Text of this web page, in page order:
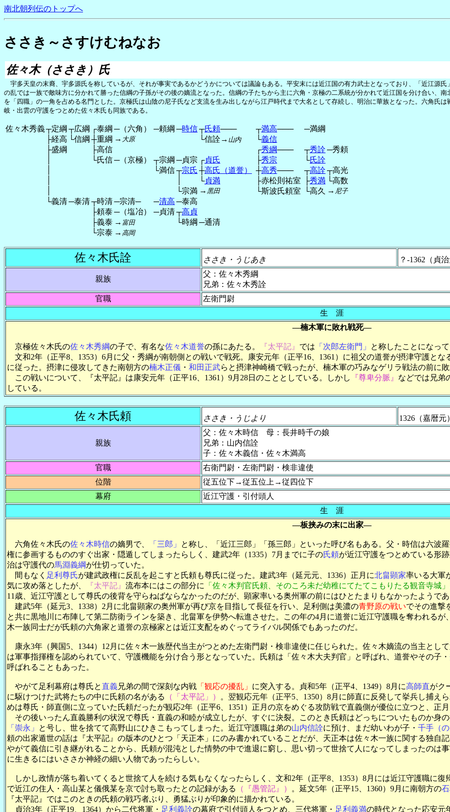
南北朝列伝のトップへ
ささき～さすけむねなお
佐々木（ささき）氏
宇多天皇の末裔、宇多源氏を称しているが、それが事実であるかどうかについては議論もある。平安末には近江国の有力武士となっており、「近江源
の乱では一族で敵味方に分かれて勝った信綱の子孫がその後の嫡流となった。信綱の子たちから主に六角・京極の二系統が分かれて近江国を分け合い、
を「四職」の一角を占める名門とした。京極氏は山陰の尼子氏など支流を生み出しながら江戸時代まで大名として存続し、明治に華族となった。六角氏
岐・出雲の守護をつとめた佐々木氏も同族である。
佐々木秀義┬定綱 ┬広綱 ┌泰綱 ─（六角） ─頼綱 ─時信┬氏頼─── ┬満高───
─満綱
├経高 └信綱 ┼重綱 → 大原 └信詮→ 山内 └義信
├盛綱
├高信 ┌秀綱─── ┬秀詮─秀頼
└氏信─（京極） ┬宗綱 ─貞宗 ┌貞氏 ├秀宗 └氏詮
└満信┬宗氏 ┼高氏（道誉） ┼高秀─── ┬高詮┬高光
└貞満 ├赤松則祐室 ├秀満 └高数
└宗満 → 黒田 └斯波氏頼室 └高久 → 尼子
└義清─泰清┬時清─宗清─ ─清高 ─泰高
├頼泰─（塩冶） ─貞清┬高貞
├義泰 → 富田 └時綱 ─通清
└宗泰 → 高岡
佐々木氏詮 ささき・うじあき ？-1362（貞
親族
父：佐々木秀綱
兄弟：佐々木秀詮
官職
左衛門尉
生 涯
―楠木軍に敗れ戦死―
京極佐々木氏の佐々木秀綱の子で、有名な佐々木道誉の孫にあたる。 『太平記』 では 「次郎左衛門」
と称したことになっ
文和2年（正平8、1353）6月に父・秀綱が南朝側との戦いで戦死。康安元年（正平16、1361）に祖父の道誉が摂津守護とな
に従った。摂津に侵攻してきた南朝方の楠木正儀 ・ 和田正武らと摂津神崎橋で戦ったが、楠木軍の巧みなゲリラ戦法の前に
この戦いについて、『太平記』は康安元年（正平16、1361）9月28日のこととしている。しかし
『尊卑分脈』 などでは兄弟
している。
佐々木氏頼 ささき・うじより 1326（嘉暦元
親族
父：佐々木時信 母：長井時千の娘
兄弟：山内信詮
子：佐々木義信・佐々木満高
官職
右衛門尉・左衛門尉・検非違使
位階
従五位下→従五位上→従四位下
幕府
近江守護・引付頭人
生 涯
―板挟みの末に出家―
六角佐々木氏の佐々木時信の嫡男で、 「三郎」
と称し、「近江三郎」「孫三郎」といった呼び名もある。父・時信は六波
権に参画するもののすぐ出家・隠遁してしまったらしく、建武2年（1335）7月までに子の氏頼が近江守護をつとめている形
治は守護代の馬淵義綱が仕切っていた。
間もなく 足利尊氏が建武政権に反乱を起こすと氏頼も尊氏に従った。建武3年（延元元、1336）正月に北畠顕家率いる大軍
気に攻め落としたが、
『太平記』 流布本にはこの部分に 「佐々木判官氏頼、そのころ未だ幼稚にてたてこもりたる観音寺城」
11歳、近江守護として尊氏の後背を守らねばならなかったのだが、顕家率いる奥州軍の前にはひとたまりもなかったようであ
建武5年（延元3、1338）2月に北畠顕家の奥州軍が再び京を目指して長征を行い、足利側は美濃の青野原の戦いでその進撃
と共に黒地川に布陣して第二防衛ラインを築き、北畠軍を伊勢へ転進させた。この年の4月に道誉に近江守護職を奪われる
木一族同士だが氏頼の六角家と道誉の京極家とは近江支配をめぐってライバル関係でもあったのだ。
康永3年（興国5、1344）12月に佐々木一族歴代当主がつとめた左衛門尉・検非違使に任じられた。佐々木嫡流の当主とし
は軍事指揮権を認められていて、守護機能を分け合う形となっていた。氏頼は「佐々木大夫判官」と呼ばれ、道誉やその子・
呼ばれることもあった。
やがて足利幕府は尊氏と直義兄弟の間で深刻な内戦 「観応の擾乱」 に突入する。貞和5年（正平4、1349）8月に高師直がク
に駆けつけた武将たちの中に氏頼の名がある
（「太平記」） 。翌観応元年（正平5、1350）8月に師直に反発して挙兵し捕え
めは尊氏・師直側に立っていた氏頼だったが観応2年（正平6、1351）正月の京をめぐる攻防戦で直義側が優位に立つと、正
その後いったん直義勝利の状況で尊氏・直義の和睦が成立したが、すぐに決裂。このとき氏頼はどっちについたものか身
「崇永」
と号し、世を捨てて高野山にひきこもってしまった。近江守護職は弟の山内信詮に預け、まだ幼いわが子・ 千手（の
頼の出家遁世の話は『太平記』の版本のひとつ「天正本」にのみ書かれていることだが、天正本は佐々木一族に関する独自
やがて義信に引き継がれることから、氏頼が混沌とした情勢の中で進退に窮し、思い切って世捨て人になってしまったのは
に生きるにはいささか神経の細い人物であったらしい。
しかし政情が落ち着いてくると世捨て人を続ける気もなくなったらしく、文和2年（正平8、1353）8月には近江守護職に復
で近江の住人・高山某と儀俄某を京で討ち取ったとの記録がある
（『愚管記』） 。延文5年（正平15、1360）9月に南朝方の
『太平記』ではこのときの氏頼の戦巧者ぶり、勇猛ぶりが印象的に描かれている。
貞治3年（正平19、1364）から二代将軍・ 足利義詮の幕府で引付頭人をつとめ、三代将軍・ 足利義満の時代となった応安元